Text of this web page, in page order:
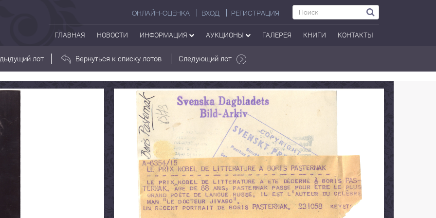
ОНЛАЙН-ОЦЕНКА ВХОД РЕГИСТРАЦИЯ
ГЛАВНАЯ НОВОСТИ ИНФОРМАЦИЯ АУКЦИОНЫ ГАЛЕРЕЯ КНИГИ КОНТАКТЫ
лот Вернуться к списку лотов Следующий лот